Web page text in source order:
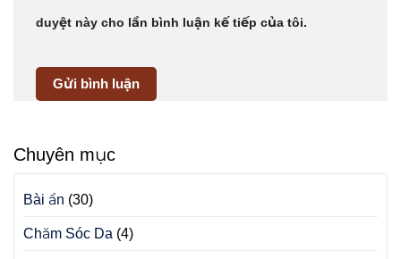
duyệt này cho lần bình luận kế tiếp của tôi.
Chuyên mục
Bài ẩn (30)
Chăm Sóc Da (4)